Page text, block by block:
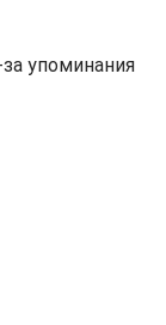
упоминания